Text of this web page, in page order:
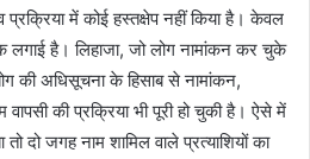
प्रक्रिया में कोई हस्तक्षेप नहीं किया है। केवल
लगाई है। लिहाजा, जो लोग नामांकन कर चुके
की अधिसूचना के हिसाब से नामांकन,
की प्रक्रिया भी पूरी हो चुकी है। ऐसे में
दो जगह नाम शामिल वाले प्रत्याशियों का